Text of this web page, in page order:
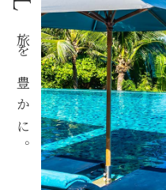
旅を豊かに。